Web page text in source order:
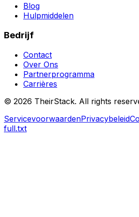
Blog
Hulpmiddelen
Bedrijf
Contact
Over Ons
Partnerprogramma
Carrières
© 2026 TheirStack. All rights
ServicevoorwaardenPrivacybeleid
full.txt